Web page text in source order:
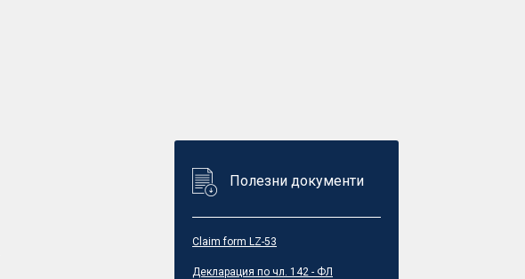
Полезни документи
Claim form LZ-53
Декларация по чл. 142 - ФЛ